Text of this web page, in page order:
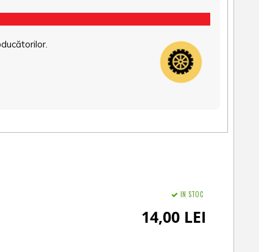
IN STOC
14,00 LEI